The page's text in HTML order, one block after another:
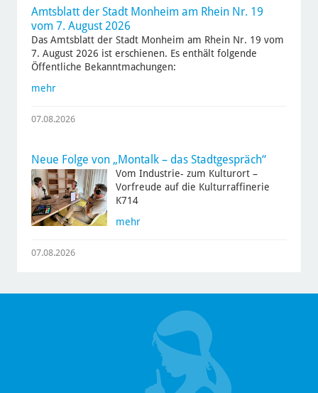
Amtsblatt der Stadt Monheim am Rhein Nr. 19
vom 7. August 2026
Das Amtsblatt der Stadt Monheim am Rhein Nr. 19 vom
7. August 2026 ist erschienen. Es enthält folgende
Öffentliche Bekanntmachungen:
mehr
07.08.2026
Neue Folge von „Montalk – das Stadtgespräch“
Vom Industrie- zum Kulturort –
Vorfreude auf die Kulturraffinerie
K714
mehr
07.08.2026